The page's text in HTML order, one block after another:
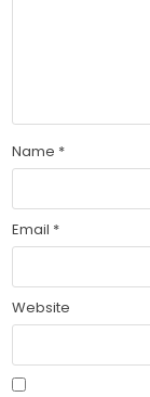
Name *
Email *
Website